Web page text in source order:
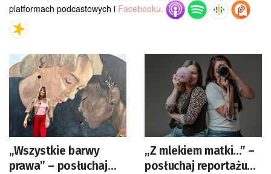
platformach podcastowych i Facebooku.
„Wszystkie barwy
prawa” – posłuchaj
„Z mlekiem matki…” –
posłuchaj reportażu